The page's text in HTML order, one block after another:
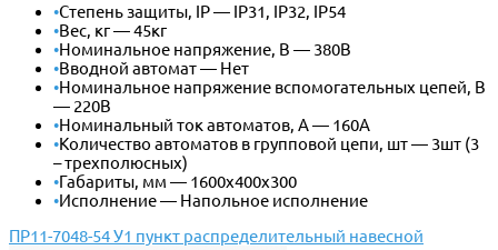
•Степень защиты, IP — IP31, IP32, IP54
•Вес, кг — 45кг
•Номинальное напряжение, В — 380В
•Вводной автомат — Нет
•Номинальное напряжение вспомогательных цепей, В
— 220В
•Номинальный ток автоматов, А — 160А
•Количество автоматов в групповой цепи, шт — 3шт (3
– трехполюсных)
•Габариты, мм — 1600х400х300
•Исполнение — Напольное исполнение
ПР11-7048-54 У1 пункт распределительный навесной